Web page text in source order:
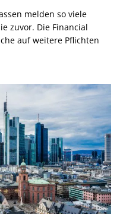
melden so viele
zuvor. Die Financial
auf weitere Pflichten